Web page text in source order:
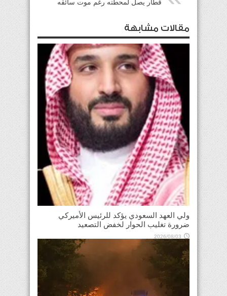
قطار يصل لمحطته رغم موت سائقه
مقالات مشابهة
ولي العهد السعودي يؤكد للرئيس الأميركي
ضرورة تغليب الحوار لخفض التصعيد
2026/08/03